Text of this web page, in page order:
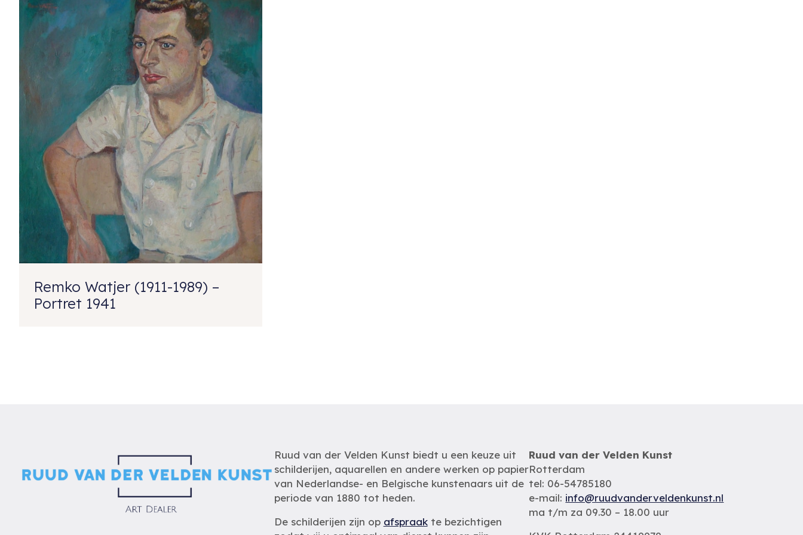
Remko Watjer (1911-1989) –
Portret 1941
Ruud van der Velden Kunst biedt u een keuze uit
schilderijen, aquarellen en andere werken op papier
van Nederlandse- en Belgische kunstenaars uit de
periode van 1880 tot heden.
De schilderijen zijn op afspraakte bezichtigen
Ruud van der Velden Kunst
Rotterdam
tel: 06-54785180
e-mail: info@ruudvanderveldenkunst.nl
ma t/m za 09.30 – 18.00 uur